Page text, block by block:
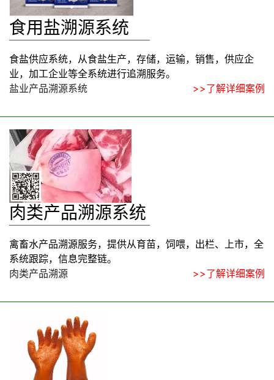
食用盐溯源系统
食盐供应系统，从食盐生产，存储，运输，销售，供应企
业，加工企业等全系统进行追溯服务。
盐业产品溯源系统
>>了解详细案例
肉类产品溯源系统
禽畜水产品溯源服务，提供从育苗，饲喂，出栏、上市，全
系统跟踪，信息完整链。
肉类产品溯源
>>了解详细案例